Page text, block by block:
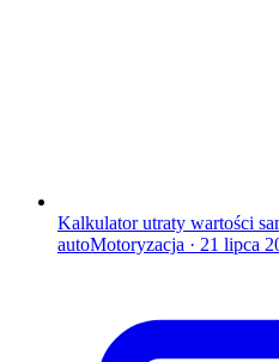
Kalkulator utraty wartości
autoMotoryzacja · 21 lipca